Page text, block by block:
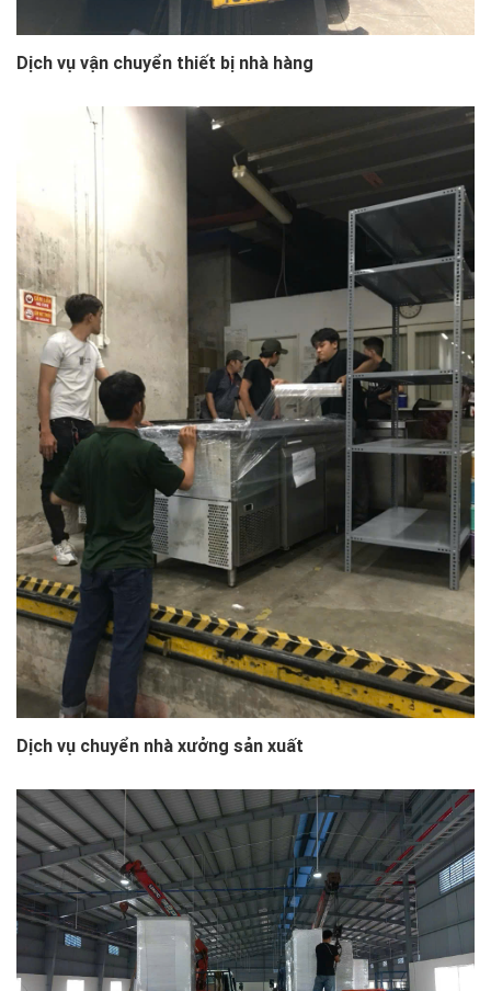
Dịch vụ vận chuyển thiết bị nhà hàng
Dịch vụ chuyển nhà xưởng sản xuất